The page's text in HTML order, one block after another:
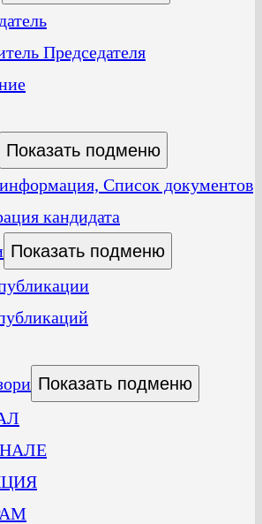
Председателя
Показать подменю
Список документов
кандидата
Показать подменю
Показать подменю